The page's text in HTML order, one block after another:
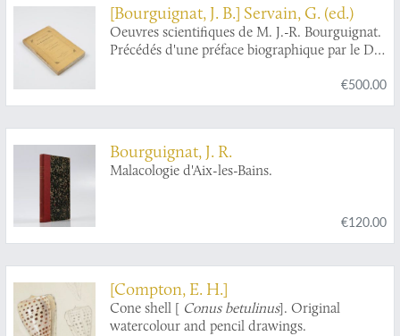
[Bourguignat, J. B.] Servain, G. (ed.)
Oeuvres scientifiques de M. J.-R. Bourguignat.
Précédés d'une préface biographique par le Dr.
€500.00
Bourguignat, J. R.
Malacologie d'Aix-les-Bains.
€120.00
[Compton, E. H.]
Cone shell [ Conus betulinus]. Original
watercolour and pencil drawings.